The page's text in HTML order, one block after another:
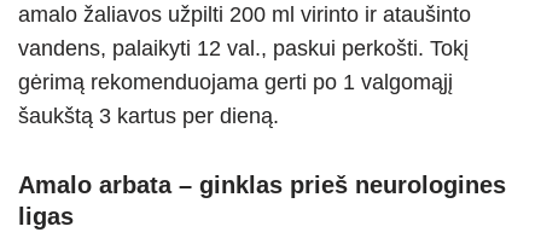
amalo žaliavos užpilti 200 ml virinto ir ataušinto
vandens, palaikyti 12 val., paskui perkošti. Tokį
gėrimą rekomenduojama gerti po 1 valgomąjį
šaukštą 3 kartus per dieną.
Amalo arbata – ginklas prieš neurologines
ligas